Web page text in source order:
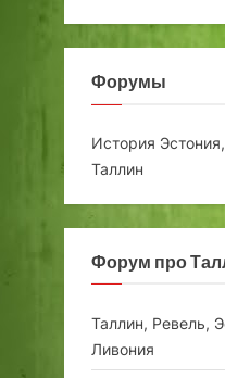
Форумы
История
Таллин
Форум про
Таллин, Ревель,
Ливония